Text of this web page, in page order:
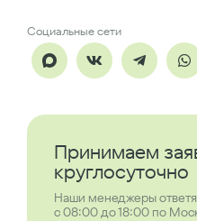
Социальные сети
Принимаем
круглосуточно
Наши менеджеры
с 08:00 до 18:00 по